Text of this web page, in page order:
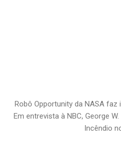
Robô Opportunity da NASA
Em entrevista à NBC, George
Incêndio